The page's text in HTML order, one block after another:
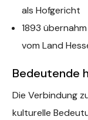
als Hofgericht
1893
vom Land
Bedeutende
Die Verbindung
kulturelle